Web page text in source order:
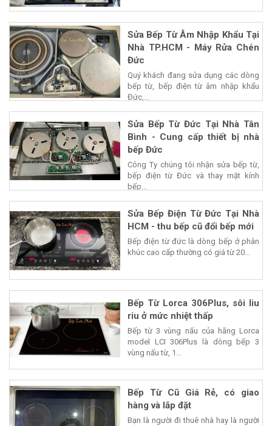
Sửa Bếp Từ Âm Nhập Khẩu Tại
Nhà TP.HCM - Máy Rửa Chén
Đức
Quý khách đang sửa dụng các dòng
bếp từ, bếp điện từ âm nhập khẩu
Đức,...
Sửa Bếp Từ Đức Tại Nhà Tân
Bình - Cung cấp thiết bị nhà
bếp Đức
Công Ty chúng tôi nhận sửa bếp từ,
bếp điện từ Đức và thay mặt kính
bếp...
Sửa Bếp Điện Từ Đức Tại Nhà
HCM - thu bếp cũ đổi bếp mới
Bếp điện từ đức là dòng bếp ở phân
khúc cao cấp thường có giá từ 20...
Bếp Từ Lorca 306Plus, sôi liu
riu ở mức nhiệt thấp
Bếp từ 3 vùng nấu của hãng Lorca
model LCI 306Plus là dòng bếp 3
vùng nấu từ, 1...
Bếp Từ Cũ Giá Rẻ, có giao
hàng và lắp đặt
Bạn là người đi thuê nhà hay là người